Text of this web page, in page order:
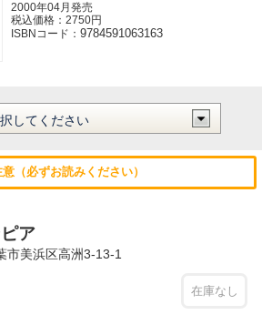
2000年04月発売
税込価格：2750円
ISBNコード：9784591063163
（必ずお読みください）
ア
美浜区高洲3-13-1
在庫なし